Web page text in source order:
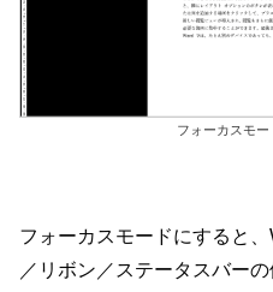
フォーカスモ
フォーカスモードにすると
／リボン／ステータスバー